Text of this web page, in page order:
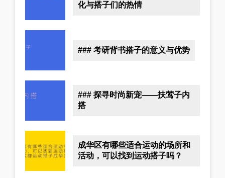
化与搭子们的热情
### 考研背书搭子的意义与优势
### 探寻时尚新宠——扶莺子内
搭
成华区有哪些适合运动的场所和
活动，可以找到运动搭子吗？